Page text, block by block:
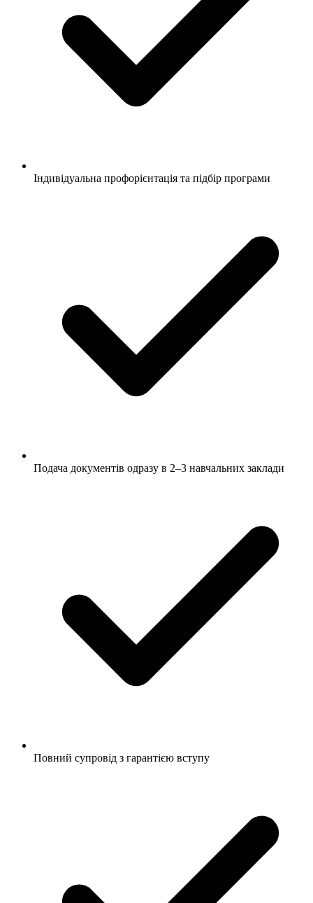
Індивідуальна профорієнтація та підбір програми
Подача документів одразу в 2–3 навчальних заклади
Повний супровід з гарантією вступу